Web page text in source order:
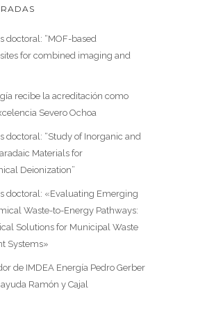
doctoral: “MOF-based
for combined imaging and
recibe la acreditación como
Severo Ochoa
doctoral: “Study of Inorganic and
Materials for
Deionization”
doctoral: «Evaluating Emerging
Waste-to-Energy Pathways:
Solutions for Municipal Waste
Systems»
de IMDEA Energía Pedro Gerber
Ramón y Cajal